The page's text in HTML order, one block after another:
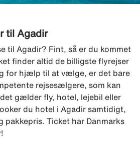
til Agadir
til Agadir? Fint, så er du kommet
finder altid de billigste flyrejser
for hjælp til at vælge, er det bare
rejsesælgere, som kan
gælder fly, hotel, lejebil eller
du hotel i Agadir samtidigt,
pakkepris. Ticket har Danmarks